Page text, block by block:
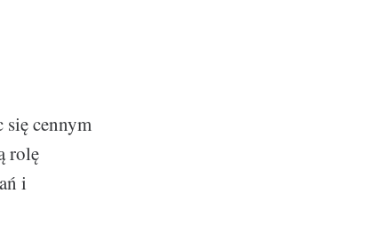
się cennym
rolę
i